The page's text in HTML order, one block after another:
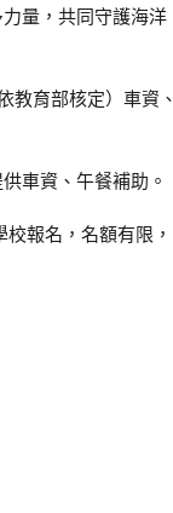
量，共同守護海洋
教育部核定）車資、
車資、午餐補助。
報名，名額有限，